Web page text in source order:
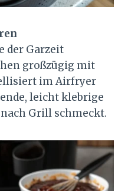
der Garzeit
großzügig mit
im Airfryer
leicht klebrige
Grill schmeckt.